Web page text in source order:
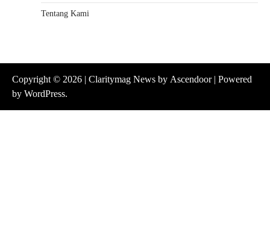
Tentang Kami
Copyright © 2026 | Claritymag News by Ascendoor| Powered
by WordPress.